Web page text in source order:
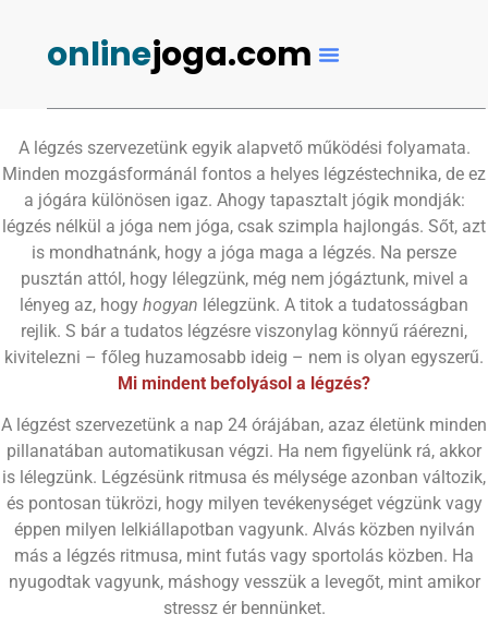
onlinejoga.com
A légzés szervezetünk egyik alapvető működési folyamata.
Minden mozgásformánál fontos a helyes légzéstechnika, de ez
a jógára különösen igaz. Ahogy tapasztalt jógik mondják:
légzés nélkül a jóga nem jóga, csak szimpla hajlongás. Sőt, azt
is mondhatnánk, hogy a jóga maga a légzés. Na persze
pusztán attól, hogy lélegzünk, még nem jógáztunk, mivel a
lényeg az, hogy hogyan lélegzünk. A titok a tudatosságban
rejlik. S bár a tudatos légzésre viszonylag könnyű ráérezni,
kivitelezni – főleg huzamosabb ideig – nem is olyan egyszerű.
Mi mindent befolyásol a légzés?
A légzést szervezetünk a nap 24 órájában, azaz életünk minden
pillanatában automatikusan végzi. Ha nem figyelünk rá, akkor
is lélegzünk. Légzésünk ritmusa és mélysége azonban változik,
és pontosan tükrözi, hogy milyen tevékenységet végzünk vagy
éppen milyen lelkiállapotban vagyunk. Alvás közben nyilván
más a légzés ritmusa, mint futás vagy sportolás közben. Ha
nyugodtak vagyunk, máshogy vesszük a levegőt, mint amikor
stressz ér bennünket.